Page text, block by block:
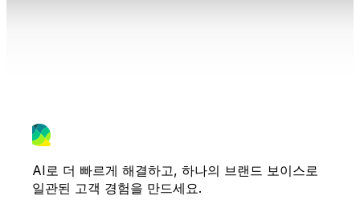
AI로 더 빠르게 해결하고, 하나의 브랜드 보이스로
일관된 고객 경험을 만드세요.